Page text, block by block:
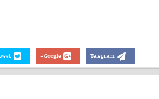
Google+ Telegram